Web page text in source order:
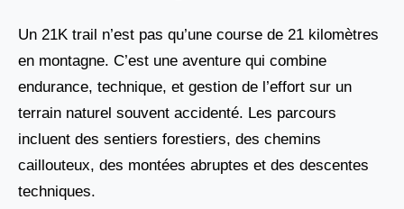
Un 21K trail n’est pas qu’une course de 21 kilomètres
en montagne. C’est une aventure qui combine
endurance, technique, et gestion de l’effort sur un
terrain naturel souvent accidenté. Les parcours
incluent des sentiers forestiers, des chemins
caillouteux, des montées abruptes et des descentes
techniques.